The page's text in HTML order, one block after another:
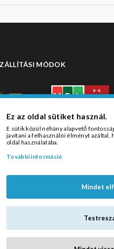
MÓDOK
Ez az oldal sütiket használ.
E sütik közül néhány alapvető
javítani a felhasználói élményt azáltal,
oldal használatába.
További információ
Mindet